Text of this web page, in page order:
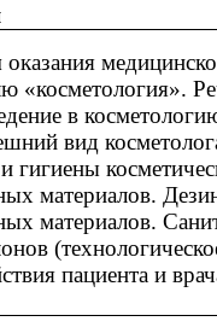
оказания
в
вид
гигиены
материалов.
материалов.
пациента и